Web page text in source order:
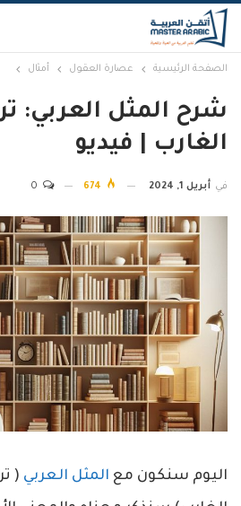
الصفحة الرئيسية عصارة العقول أمثال
شرح المثل العربي:
الغارب | فيديو
في أبريل 1, 2024
اليوم سنكون مع المثل العربي (